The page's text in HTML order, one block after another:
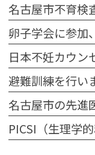
名古屋市不育検
卵子学会に参加
日本不妊カウン
避難訓練を行い
名古屋市の先進